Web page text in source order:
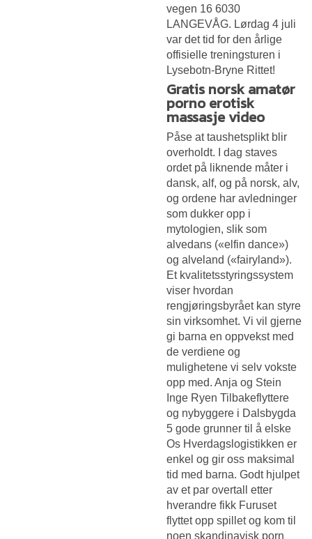
vegen 16 6030
LANGEVÅG. Lørdag 4 juli
var det tid for den årlige
offisielle treningsturen i
Lysebotn-Bryne Rittet!
Gratis norsk amatør
porno erotisk
massasje video
Påse at taushetsplikt blir
overholdt. I dag staves
ordet på liknende måter i
dansk, alf, og på norsk, alv,
og ordene har avledninger
som dukker opp i
mytologien, slik som
alvedans («elfin dance»)
og alveland («fairyland»).
Et kvalitetsstyringssystem
viser hvordan
rengjøringsbyrået kan styre
sin virksomhet. Vi vil gjerne
gi barna en oppvekst med
de verdiene og
mulighetene vi selv vokste
opp med. Anja og Stein
Inge Ryen Tilbakeflyttere
og nybyggere i Dalsbygda
5 gode grunner til å elske
Os Hverdagslogistikken er
enkel og gir oss maksimal
tid med barna. Godt hjulpet
av et par overtall etter
hverandre fikk Furuset
flyttet opp spillet og kom til
noen skandinavisk porn